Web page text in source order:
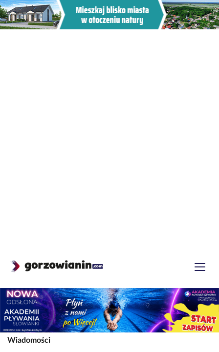
Wiadomości